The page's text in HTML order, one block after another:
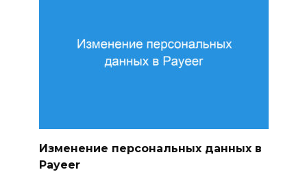
Изменение персональных данных в
Payeer